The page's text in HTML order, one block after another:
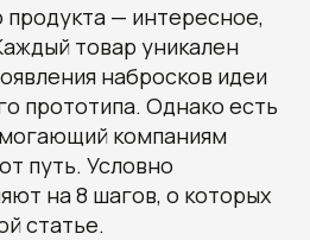
продукта — интересное,
товар уникален
набросков идеи
прототипа. Однако есть
компаниям
путь. Условно
на 8 шагов, о которых
статье.